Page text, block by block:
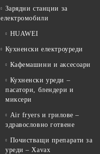
Зарядни станции за
електромобили
HUAWEI
Кухненски електроуреди
Кафемашини и аксесоари
Кухненски уреди –
пасатори, блендери и
миксери
Air fryers и грилове –
здравословно готвене
Почистващи препарати за
уреди – Xavax